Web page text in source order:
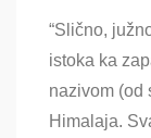
“Slično,
istoka ka
nazivom (od
Himalaja.